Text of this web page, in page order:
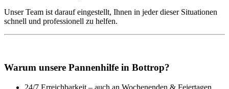
Unser Team ist darauf eingestellt, Ihnen in jeder dieser Situationen
schnell und professionell zu helfen.
Warum unsere Pannenhilfe in Bottrop?
24/7 Erreichbarkeit – auch an Wochenenden & Feiertagen